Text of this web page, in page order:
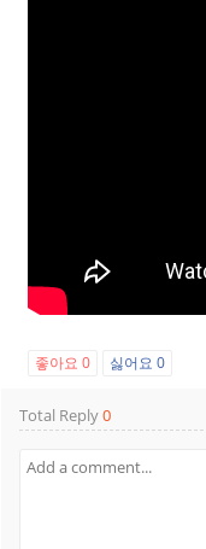
좋아요0 싫어요0
Total Reply0